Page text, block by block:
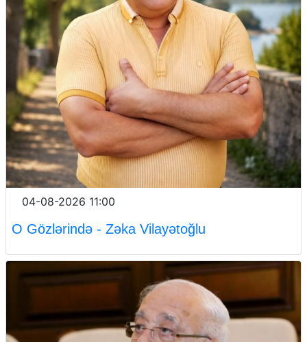
04-08-2026 11:00
O Gözlərində - Zəka Vilayətoğlu